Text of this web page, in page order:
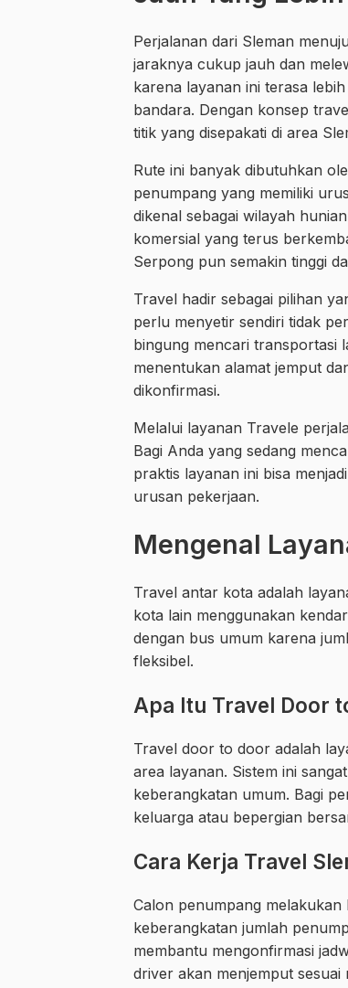
Perjalanan dari Sleman
jaraknya cukup jauh dan
karena layanan ini terasa
bandara. Dengan konsep
titik yang disepakati di area
Rute ini banyak dibutuhkan
penumpang yang memiliki
dikenal sebagai wilayah
komersial yang terus
Serpong pun semakin tinggi
Travel hadir sebagai pilihan
perlu menyetir sendiri tidak
bingung mencari transportasi
menentukan alamat jemput
dikonfirmasi.
Melalui layanan Travele
Bagi Anda yang sedang
praktis layanan ini bisa
urusan pekerjaan.
Mengenal
Travel antar kota adalah
kota lain menggunakan
dengan bus umum karena
fleksibel.
Apa Itu Travel Door
Travel door to door adalah
area layanan. Sistem ini
keberangkatan umum. Bagi
keluarga atau bepergian
Cara Kerja Travel
Calon penumpang
keberangkatan jumlah
membantu mengonfirmasi
driver akan menjemput sesuai